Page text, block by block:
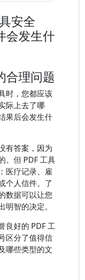
安全
会发生什
合理问题
时，您都应该
际上去了哪
果后会发生什
有答案，因为
。但 PDF 工具
医疗记录、雇
个人信件。了
数据可以让您
智的决定。
良好的 PDF 工
区分了值得信
哪些类型的文